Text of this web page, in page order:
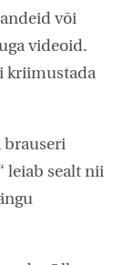
või
videoid.
kriimustada
brauseri
leiab sealt nii